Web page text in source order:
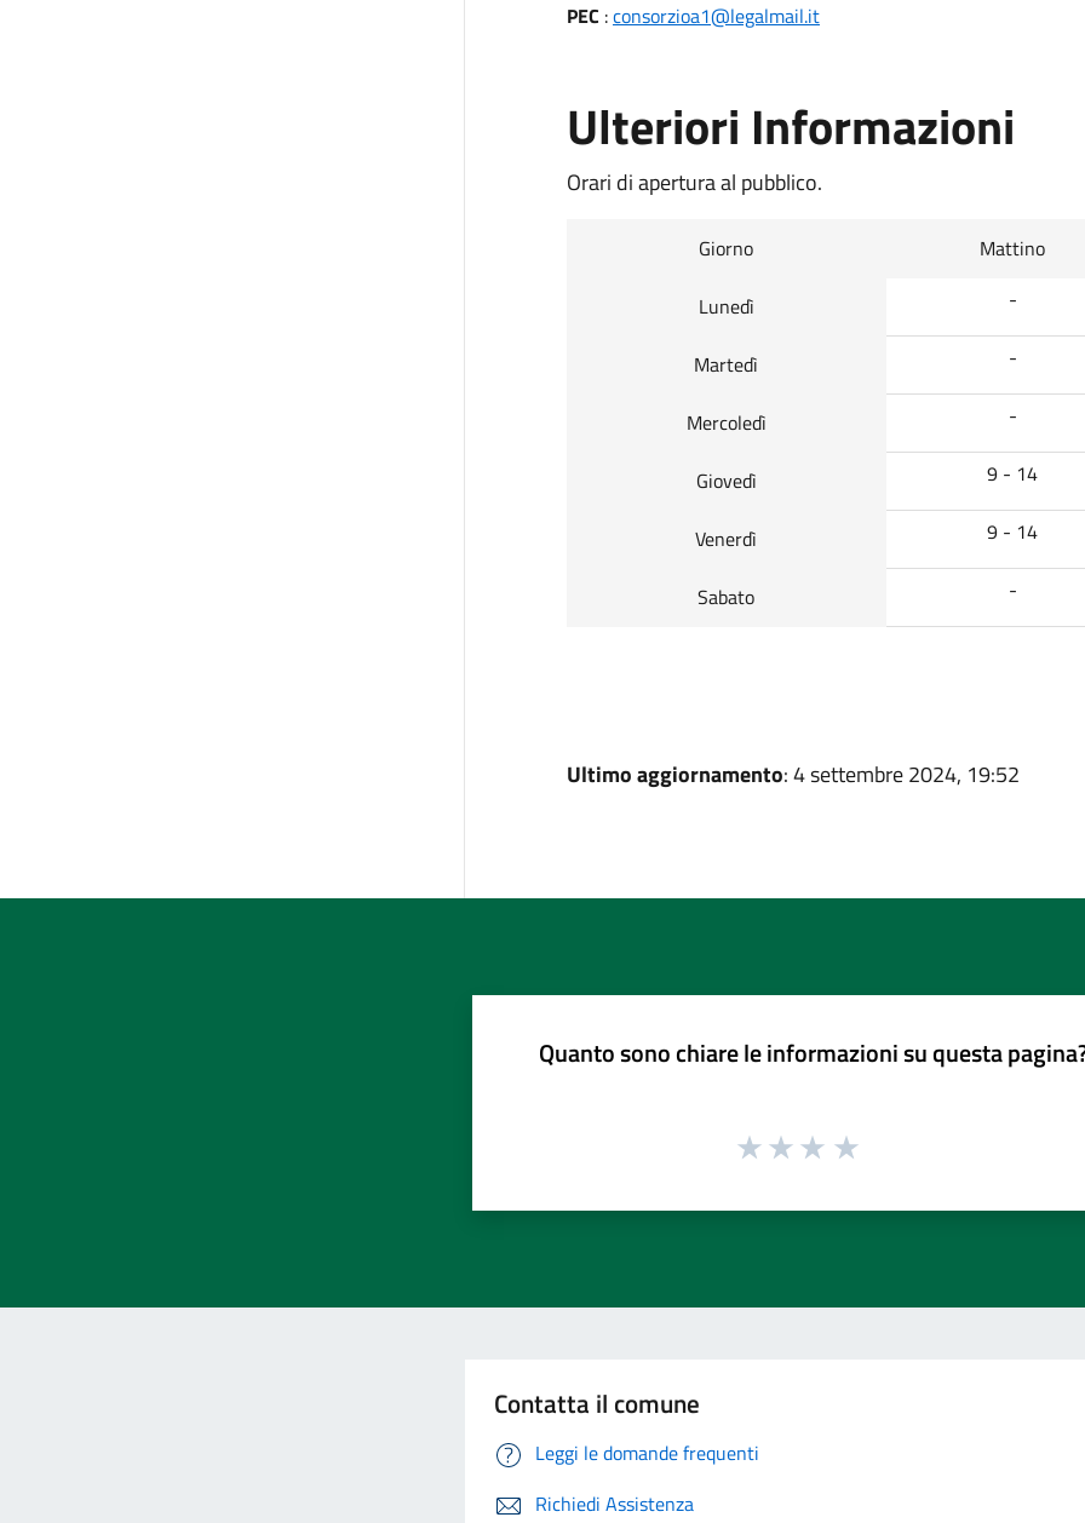
PEC :consorzioa1@legalmail.it
Ulteriori Informazioni
Orari di apertura al pubblico.
Giorno
Mattino
Lunedì
-
Martedì -
Mercoledì -
Giovedì 9 - 14
Venerdì 9 - 14
Sabato -
Ultimo aggiornamento: 4 settembre 2024, 19:52
Quanto sono chiare le informazioni su questa
Contatta il comune
Leggi le domande frequenti
Richiedi Assistenza